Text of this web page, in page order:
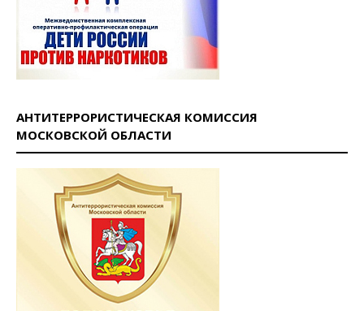
АНТИТЕРРОРИСТИЧЕСКАЯ КОМИССИЯ
МОСКОВСКОЙ ОБЛАСТИ